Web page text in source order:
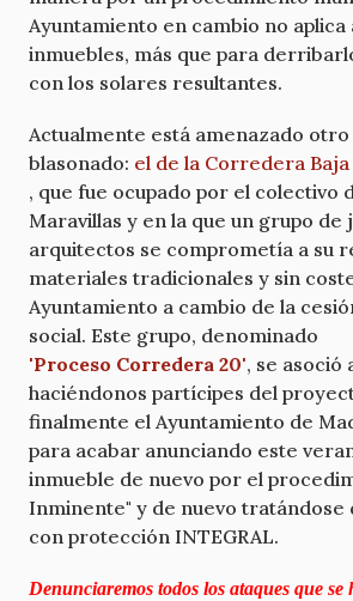
Ayuntamiento en cambio no aplica
inmuebles, más que para
con los solares resultantes.
Actualmente está amenazado
blasonado: el de la Corredera Baja
, que fue ocupado por el colectivo
Maravillas y en la que un grupo de
arquitectos se comprometía a su
materiales tradicionales y sin
Ayuntamiento a cambio de la
social. Este grupo, denominado
'Proceso Corredera 20', se asoció
haciéndonos partícipes del
finalmente el Ayuntamiento de
para acabar anunciando este
inmueble de nuevo por el
Inminente" y de nuevo tratándose
con protección INTEGRAL.
Denunciaremos todos los ataques que